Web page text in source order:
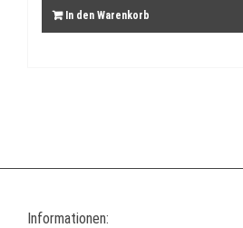
In den Warenkorb
Informationen: